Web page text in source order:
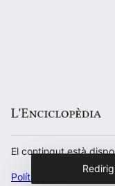
El contingut està
Política de privacitat